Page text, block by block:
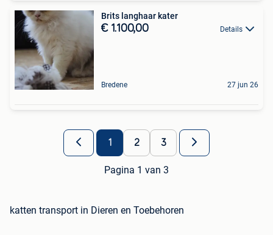
Brits langhaar kater
€ 1.100,00 Details
Bredene 27 jun 26
1 2 3
Pagina 1 van 3
katten transport in Dieren en Toebehoren